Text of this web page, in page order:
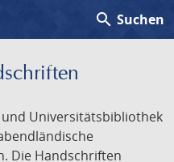
search Suchen
und Universitätsbibliothek
Die Handschriften